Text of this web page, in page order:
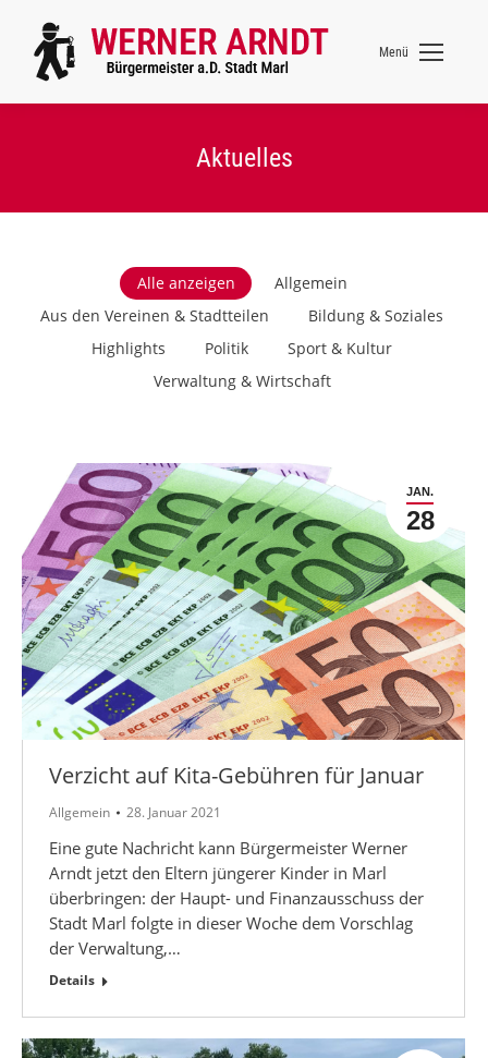
Menü
Aktuelles
Alle anzeigen
Allgemein
Aus den Vereinen & Stadtteilen
Bildung & Soziales
Highlights
Politik
Sport & Kultur
Verwaltung & Wirtschaft
JAN.
28
Verzicht auf Kita-Gebühren für Januar
Allgemein 28. Januar 2021
Eine gute Nachricht kann Bürgermeister Werner
Arndt jetzt den Eltern jüngerer Kinder in Marl
überbringen: der Haupt- und Finanzausschuss der
Stadt Marl folgte in dieser Woche dem Vorschlag
der Verwaltung,…
Details